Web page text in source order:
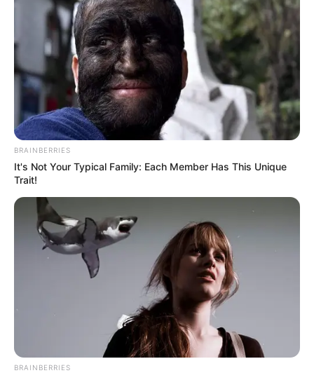
BRAINBERRIES
It's Not Your Typical Family: Each Member Has This Unique
Trait!
BRAINBERRIES